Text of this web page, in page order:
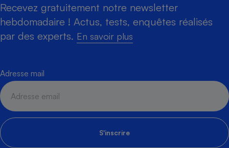
Recevez gratuitement notre newsletter
hebdomadaire ! Actus, tests, enquêtes réalisés
par des experts. En savoir plus
Adresse mail
S'inscrire